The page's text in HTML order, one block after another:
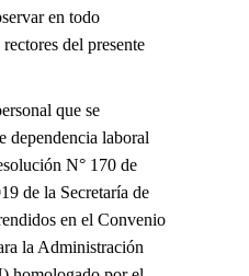
en todo
del presente
que se
dependencia laboral
N° 170 de
de la Secretaría de
en el Convenio
la Administración